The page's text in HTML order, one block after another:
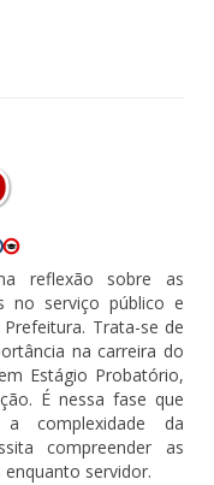
reflexão sobre as
no serviço público e
Trata-se de
na carreira do
Estágio Probatório,
É nessa fase que
complexidade da
compreender as
servidor.